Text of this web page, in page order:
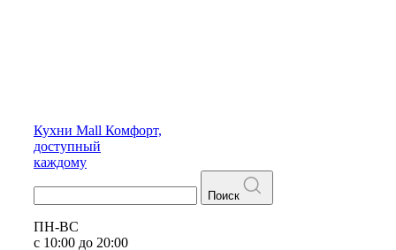
Кухни Mall Комфорт,
доступный
каждому
Поиск
ПН-ВС
с 10:00 до 20:00